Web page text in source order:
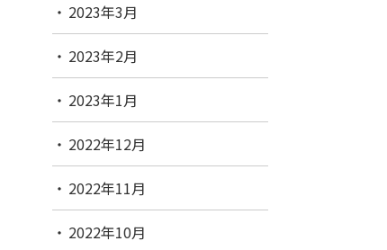
2023年3月
2023年2月
2023年1月
2022年12月
2022年11月
2022年10月